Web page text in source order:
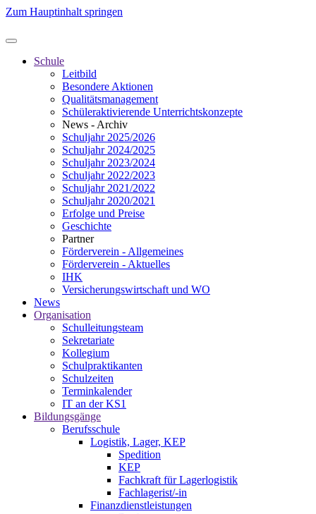
Zum Hauptinhalt springen
Schule
Leitbild
Besondere Aktionen
Qualitätsmanagement
Schüleraktivierende Unterrichtskonzepte
News - Archiv
Schuljahr 2025/2026
Schuljahr 2024/2025
Schuljahr 2023/2024
Schuljahr 2022/2023
Schuljahr 2021/2022
Schuljahr 2020/2021
Erfolge und Preise
Geschichte
Partner
Förderverein - Allgemeines
Förderverein - Aktuelles
IHK
Versicherungswirtschaft und WO
News
Organisation
Schulleitungsteam
Sekretariate
Kollegium
Schulpraktikanten
Schulzeiten
Terminkalender
IT an der KS1
Bildungsgänge
Berufsschule
Logistik, Lager, KEP
Spedition
KEP
Fachkraft für Lagerlogistik
Fachlagerist/-in
Finanzdienstleistungen